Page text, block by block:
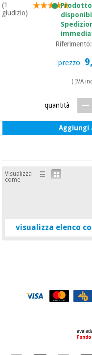
(1
giudizio)
Prodotto
prezzo
( IVA
quantità
Aggiungi
Visualizza
come
visualizza elenco